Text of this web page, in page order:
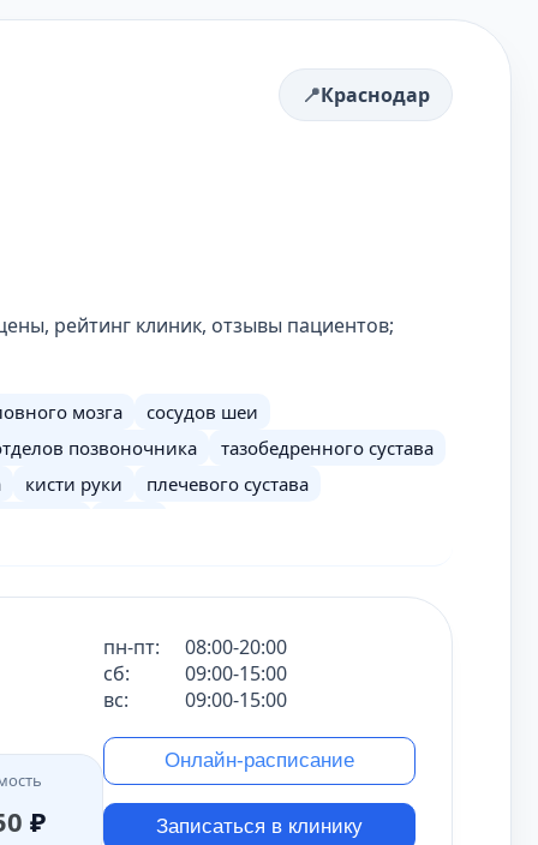
Краснодар
рейтинг клиник, отзывы пациентов;
мозга
сосудов шеи
позвоночника
тазобедренного сустава
кисти руки
плечевого сустава
спинного мозга
турецкого седла
мягких тканей лица
костей таза мошонки
плода
онкопоиск
нижних конечностей (ног)
₽
пн-пт:
08:00-20:00
сб:
09:00-15:00
вс:
09:00-15:00
Онлайн-расписание
Записаться в клинику